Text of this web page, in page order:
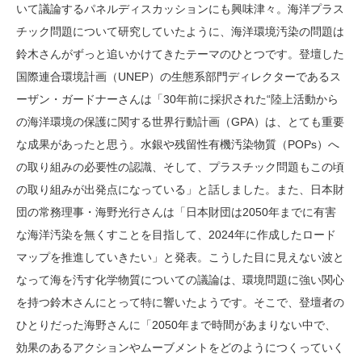
いて議論するパネルディスカッションにも興味津々。海洋プラス
チック問題について研究していたように、海洋環境汚染の問題は
鈴木さんがずっと追いかけてきたテーマのひとつです。登壇した
国際連合環境計画（UNEP）の生態系部門ディレクターであるス
ーザン・ガードナーさんは「30年前に採択された“陸上活動から
の海洋環境の保護に関する世界行動計画（GPA）は、とても重要
な成果があったと思う。水銀や残留性有機汚染物質（POPs）へ
の取り組みの必要性の認識、そして、プラスチック問題もこの頃
の取り組みが出発点になっている」と話しました。また、日本財
団の常務理事・海野光行さんは「日本財団は2050年までに有害
な海洋汚染を無くすことを目指して、2024年に作成したロード
マップを推進していきたい」と発表。こうした目に見えない波と
なって海を汚す化学物質についての議論は、環境問題に強い関心
を持つ鈴木さんにとって特に響いたようです。そこで、登壇者の
ひとりだった海野さんに「2050年まで時間があまりない中で、
効果のあるアクションやムーブメントをどのようにつくっていく